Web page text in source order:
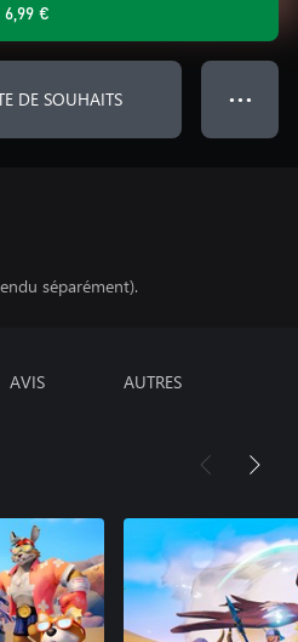
6,99 €
DE SOUHAITS ● ● ●
séparément).
AVIS AUTRES